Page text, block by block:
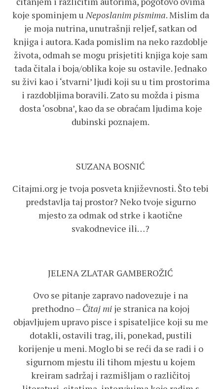
koje spominjem uNeposlanim pismima. Mislim da
je moja nutrina, unutrašnji reljef, satkan od
knjiga i autora. Kada pomislim na neko razdoblje
života, odmah se mogu prisjetiti knjiga koje sam
tada čitala i boja/oblika koje su ostavile. Jednako
su živi kao i ‘stvarni’ ljudi koji su u tim prostorima
i razdobljima boravili. Zato su možda i pisma
dosta ‘osobna’, kao da se obraćam ljudima koje
dubinski poznajem.
SUZANA BOSNIĆ
Citajmi.org je tvoja posveta književnosti. Što tebi
predstavlja taj prostor? Neko tvoje sigurno
mjesto za odmak od strke i kaotične
svakodnevice ili…?
JELENA ZLATAR GAMBEROŽIĆ
Ovo se pitanje zapravo nadovezuje i na
prethodno – Čitaj mi je stranica na kojoj
objavljujem upravo pisce i spisateljice koji su me
dotakli, ostavili trag, ili, ponekad, pustili
korijenje u meni. Moglo bi se reći da se radi i o
sigurnom mjestu ili tihom mjestu u kojem
kreiram sadržaj i razmišljam o različitoj